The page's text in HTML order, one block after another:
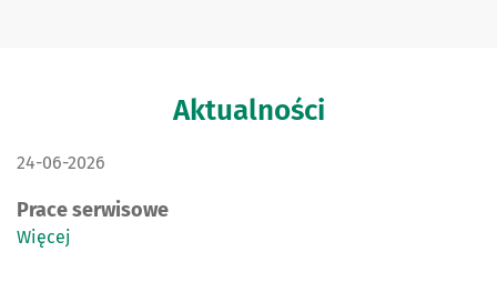
Aktualności
DATA PUBLIKACJI:
24-06-2026
Prace serwisowe
Więcej